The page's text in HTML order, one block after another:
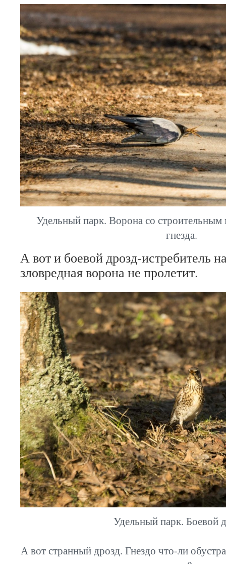
Удельный парк. Ворона со строительным
гнезда.
А вот и боевой дрозд-истребитель
зловредная ворона не пролетит.
Удельный парк. Боевой
А вот странный дрозд. Гнездо что-ли